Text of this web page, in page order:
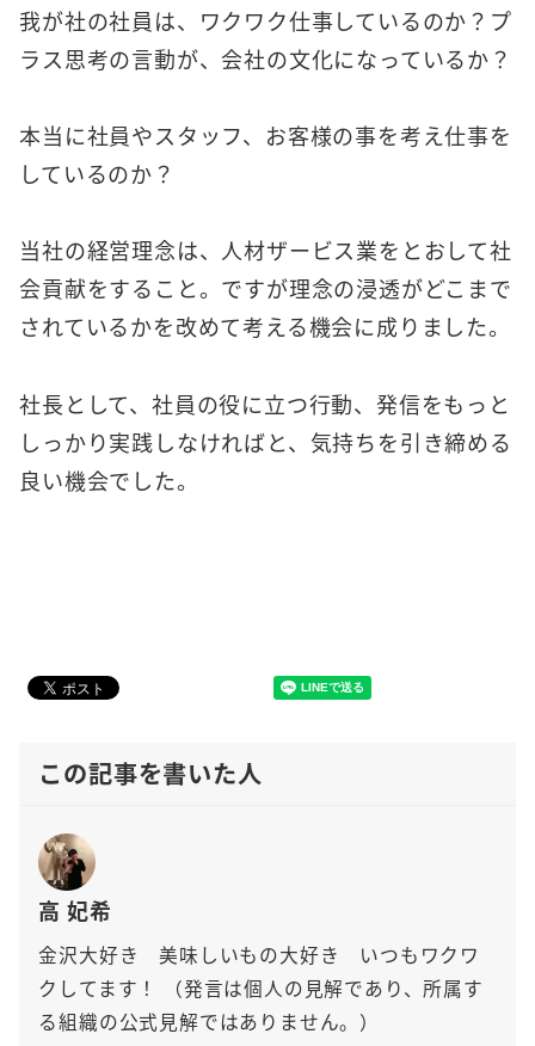
我が社の社員は、ワクワク仕事しているのか？プ
ラス思考の言動が、会社の文化になっているか？
本当に社員やスタッフ、お客様の事を考え仕事を
しているのか？
当社の経営理念は、人材ザービス業をとおして社
会貢献をすること。ですが理念の浸透がどこまで
されているかを改めて考える機会に成りました。
社長として、社員の役に立つ行動、発信をもっと
しっかり実践しなければと、気持ちを引き締める
良い機会でした。
この記事を書いた人
高 妃希
金沢大好き 美味しいもの大好き いつもワクワ
クしてます！
（発言は個人の見解であり、所属す
る組織の公式見解ではありません。）